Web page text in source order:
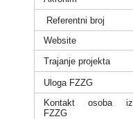
Referentni broj
Website
Trajanje projekta
Uloga FZZG
Kontakt osoba iz
FZZG